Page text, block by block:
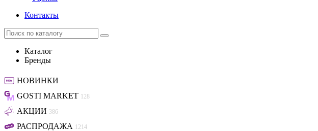
Контакты
Каталог
Бренды
НОВИНКИ
GOSTI MARKET 128
АКЦИИ 386
РАСПРОДАЖА 1214